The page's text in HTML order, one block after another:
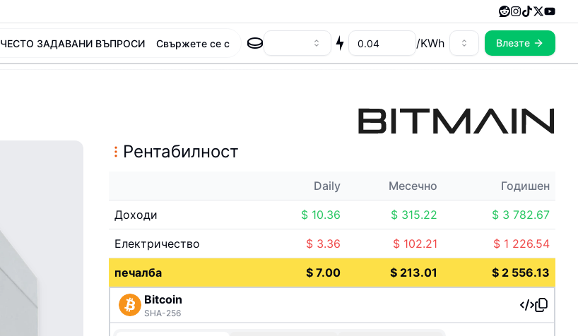
ЧЕСТО ЗАДАВАНИ ВЪПРОСИ Свържете се с /KWh Влезте
Рентабилност
Daily Месечно Годишен
Доходи $ 10.36 $ 315.22 $ 3 782.67
Електричество $ 3.36 $ 102.21 $ 1 226.54
печалба $ 7.00 $ 213.01 $ 2 556.13
Bitcoin
SHA-256